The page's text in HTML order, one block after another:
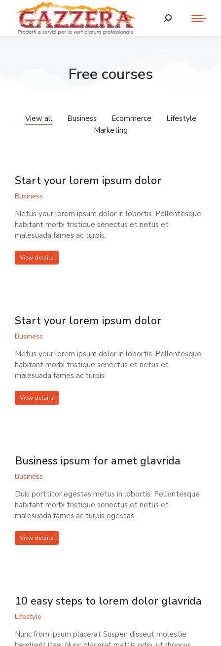
Free courses
View all Business Ecommerce
Lifestyle
Marketing
Start your lorem ipsum dolor
Business
Metus your lorem ipsum dolor in lobortis. Pellentesque
habitant morbi tristique senectus et netus et
malesuada fames ac turpis.
View details
Start your lorem ipsum dolor
Business
Metus your lorem ipsum dolor in lobortis. Pellentesque
habitant morbi tristique senectus et netus et
malesuada fames ac turpis.
View details
Business ipsum for amet glavrida
Business
Duis porttitor egestas metus in lobortis. Pellentesque
habitant morbi tristique senectus et netus et
malesuada fames ac turpis egestas.
View details
10 easy steps to lorem dolor glavrida
Lifestyle
Nunc from ipsum placerat Suspen disseut molestie